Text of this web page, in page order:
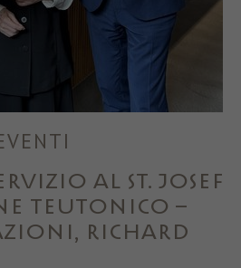
al ST. JOSEF
Teutonico –
Richard